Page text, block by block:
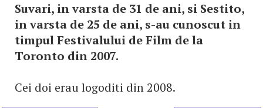
Suvari, in varsta de 31 de ani, si Sestito,
in varsta de 25 de ani, s-au cunoscut in
timpul Festivalului de Film de la
Toronto din 2007.
Cei doi erau logoditi din 2008.